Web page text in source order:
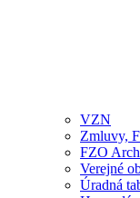
VZN
Zmluvy,
FZO
Verejné
Úradná